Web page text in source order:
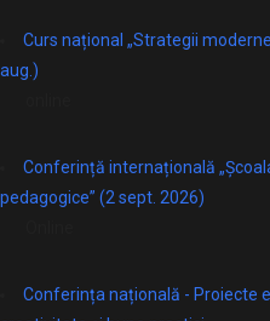
Curs național „Strategii
aug.)
Conferință internațională
pedagogice” (2 sept. 2026)
Conferința națională - Proiecte